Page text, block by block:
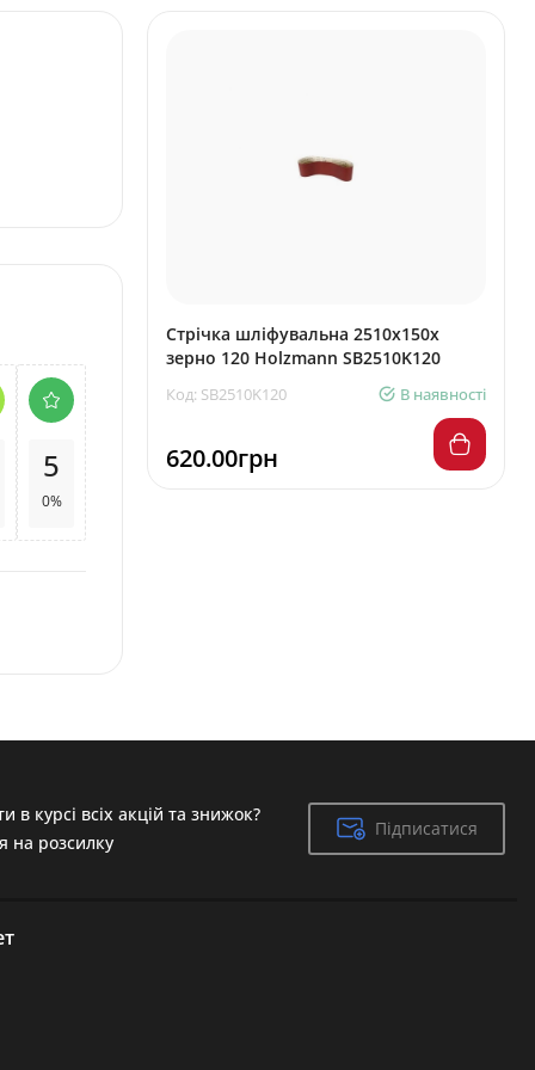
5
0%
Стрічка шліфувальна 2510x150x
зерно 120 Holzmann SB2510K120
Код: SB2510K120 В наявності
620.00грн
в курсі всіх акцій та знижок?
на розсилку
Підписатися
Підписатися